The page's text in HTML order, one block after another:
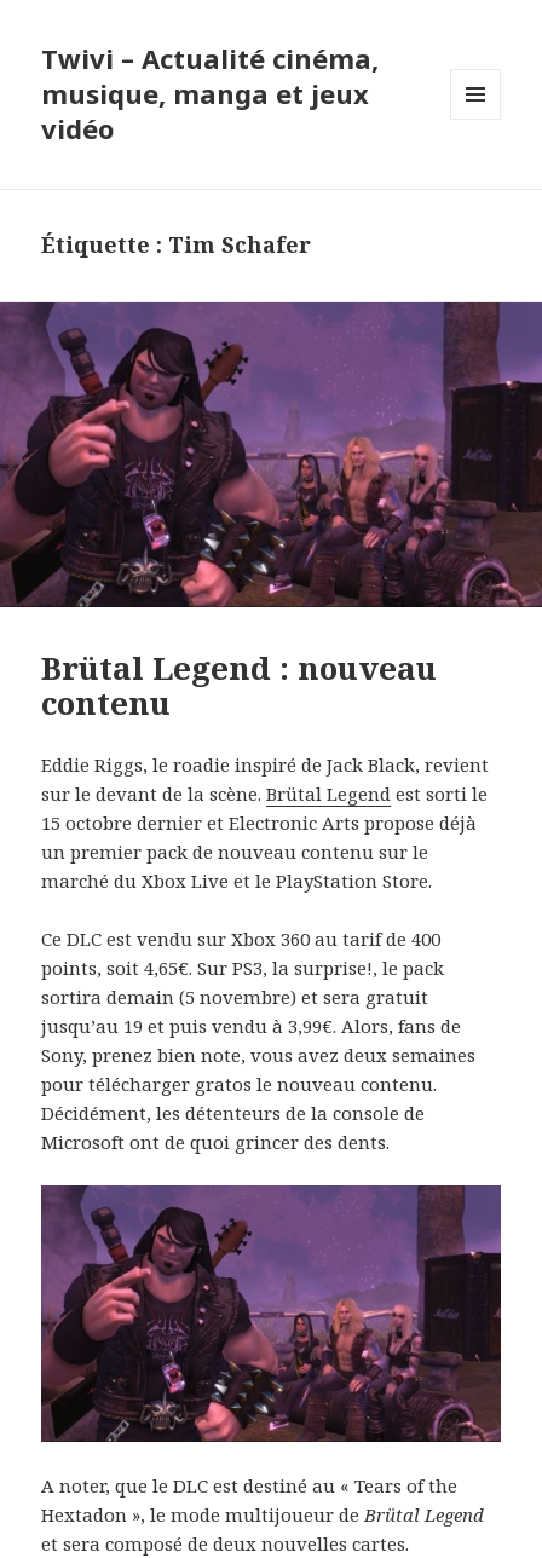
Twivi – Actualité cinéma,
musique, manga et jeux
vidéo
Étiquette : Tim Schafer
Brütal Legend : nouveau
contenu
Eddie Riggs, le roadie inspiré de Jack Black, revient
sur le devant de la scène.Brütal Legend est sorti le
15 octobre dernier et Electronic Arts propose déjà
un premier pack de nouveau contenu sur le
marché du Xbox Live et le PlayStation Store.
Ce DLC est vendu sur Xbox 360 au tarif de 400
points, soit 4,65€. Sur PS3, la surprise!, le pack
sortira demain (5 novembre) et sera gratuit
jusqu’au 19 et puis vendu à 3,99€. Alors, fans de
Sony, prenez bien note, vous avez deux semaines
pour télécharger gratos le nouveau contenu.
Décidément, les détenteurs de la console de
Microsoft ont de quoi grincer des dents.
A noter, que le DLC est destiné au « Tears of the
Hextadon », le mode multijoueur deBrütal Legend
et sera composé de deux nouvelles cartes.